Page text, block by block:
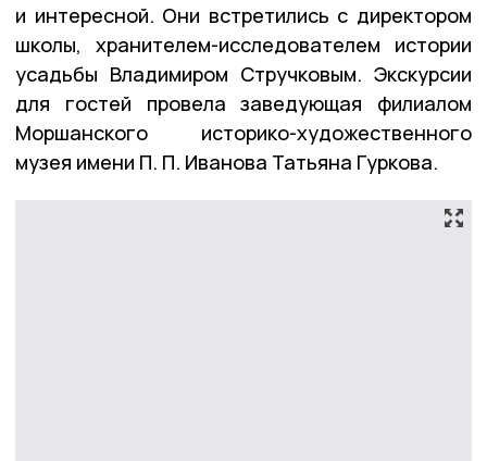
и интересной. Они встретились с директором
школы, хранителем-исследователем истории
усадьбы Владимиром Стручковым. Экскурсии
для гостей провела заведующая филиалом
Моршанского историко-художественного
музея имени П. П. Иванова Татьяна Гуркова.